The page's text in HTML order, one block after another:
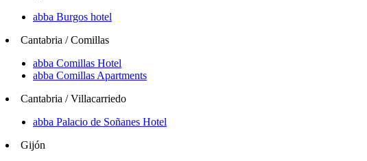
abba Burgos hotel
Cantabria / Comillas
abba Comillas Hotel
abba Comillas Apartments
Cantabria / Villacarriedo
abba Palacio de Soñanes Hotel
Gijón